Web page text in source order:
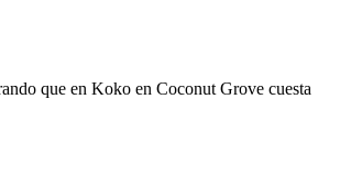
que en Koko en Coconut Grove cuesta